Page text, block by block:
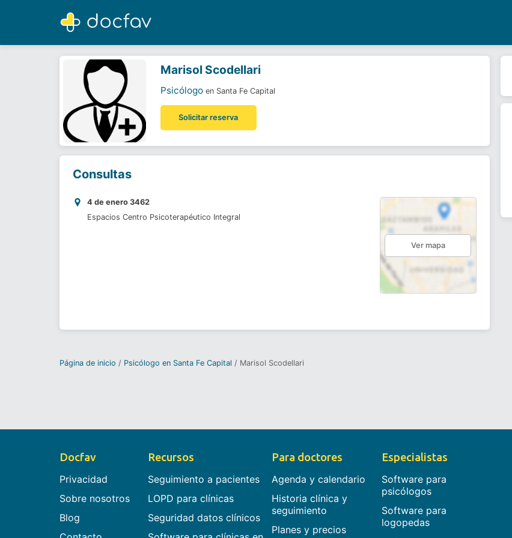
Marisol Scodellari
Psicólogo
Marisol Scodellari
Psicólogo en Santa Fe Capital
Solicitar reserva
Consultas
4 de enero 3462
Espacios Centro Psicoterapéutico Integral
Ver mapa
Página de inicio Psicólogo en Santa Fe Capital Marisol Scodellari
Docfav
Privacidad
Sobre nosotros
Blog
Recursos
Seguimiento a pacientes
LOPD para clínicas
Seguridad datos clínicos
Para doctores
Agenda y calendario
Historia clínica y
seguimiento
Planes y precios
Especialistas
Software para
psicólogos
Software para
logopedas